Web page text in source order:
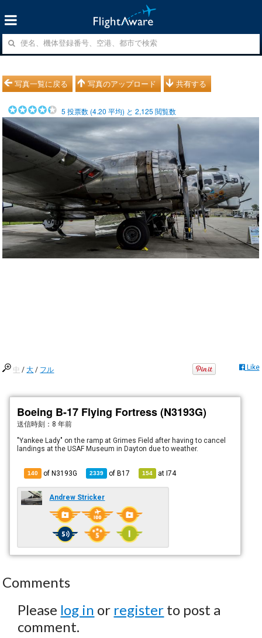
写真一覧に戻る 写真のアップロード 共有する
5 投票数 (4.20 平均) と2,125 閲覧数
中 /大 / フル Like
Boeing B-17 Flying Fortress (N3193G)
送信時刻： 8 年前
"Yankee Lady" on the ramp at Grimes Field after having to cancel
landings at the USAF Museum in Dayton due to weather.
140 of N3193G 2339 ofB17 154 atI74
Andrew Stricker
Comments
Please log in or register to post a
comment.